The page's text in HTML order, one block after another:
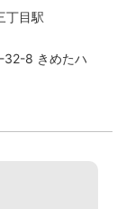
丁目駅
32-8 きめたハ